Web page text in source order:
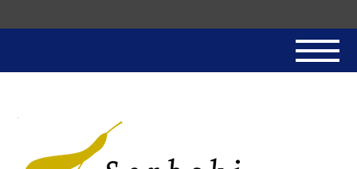
SERBSKI SEJM
JADNAŃSKI PÓRĚD